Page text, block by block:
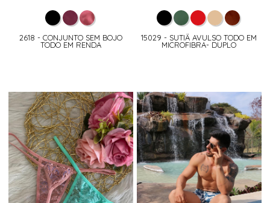
2618 - CONJUNTO SEM BOJO
TODO EM RENDA
15029 - SUTIÃ AVULSO TODO EM
MICROFIBRA- DUPLO